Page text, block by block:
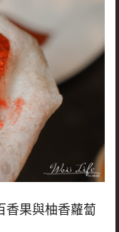
香果與柚香蘿蔔